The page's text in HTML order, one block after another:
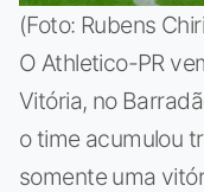
(Foto: Rubens
O Athletico-PR
Vitória, no
o time acumulou
somente uma